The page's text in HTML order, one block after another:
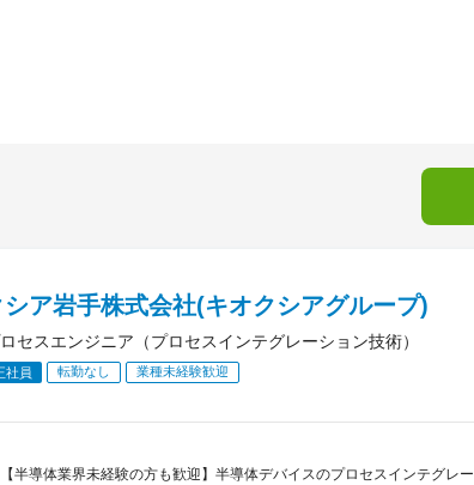
ア岩手株式会社(キオクシアグループ)
セスエンジニア（プロセスインテグレーション技術）
社員 転勤なし 業種未経験歓迎
【半導体業界未経験の方も歓迎】半導体デバイスのプロセスインテグレー